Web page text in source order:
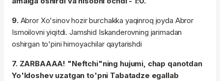
9. Abror Xo'sinov hozir burchakka yaqinroq joyda Abror
Ismoilovni yiqitdi. Jamshid Iskanderovning jarimadan
oshirgan to'pini himoyachilar qaytarishdi
7. ZARBAAAA! "Neftchi"ning hujumi, chap qanotdan
Yo'ldoshev uzatgan to'pni Tabatadze egallab